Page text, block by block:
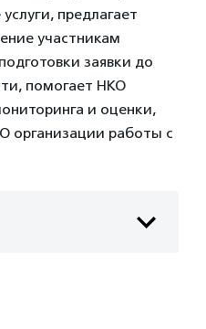
предлагает
участникам
заявки до
помогает НКО
и оценки,
организации работы с